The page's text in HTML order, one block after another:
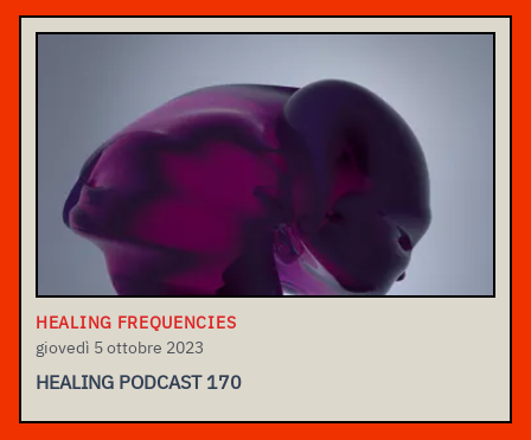
HEALING FREQUENCIES
giovedì 5 ottobre 2023
HEALING PODCAST 170